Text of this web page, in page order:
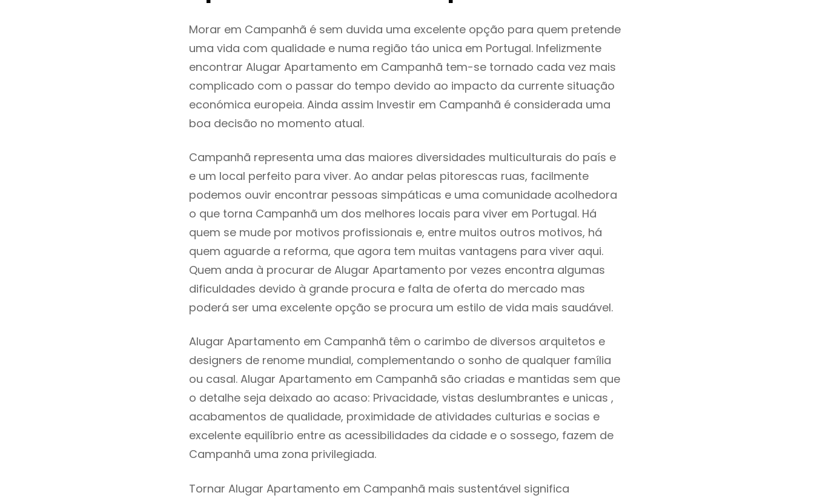
Morar em Campanhã é sem duvida uma excelente opção para quem pretende
uma vida com qualidade e numa região táo unica em Portugal. Infelizmente
encontrar Alugar Apartamento em Campanhã tem-se tornado cada vez mais
complicado com o passar do tempo devido ao impacto da currente situação
económica europeia. Ainda assim Investir em Campanhã é considerada uma
boa decisão no momento atual.
Campanhã representa uma das maiores diversidades multiculturais do país e
e um local perfeito para viver. Ao andar pelas pitorescas ruas, facilmente
podemos ouvir encontrar pessoas simpáticas e uma comunidade acolhedora
o que torna Campanhã um dos melhores locais para viver em Portugal. Há
quem se mude por motivos profissionais e, entre muitos outros motivos, há
quem aguarde a reforma, que agora tem muitas vantagens para viver aqui.
Quem anda à procurar de Alugar Apartamento por vezes encontra algumas
dificuldades devido à grande procura e falta de oferta do mercado mas
poderá ser uma excelente opção se procura um estilo de vida mais saudável.
Alugar Apartamento em Campanhã têm o carimbo de diversos arquitetos e
designers de renome mundial, complementando o sonho de qualquer família
ou casal. Alugar Apartamento em Campanhã são criadas e mantidas sem que
o detalhe seja deixado ao acaso: Privacidade, vistas deslumbrantes e unicas ,
acabamentos de qualidade, proximidade de atividades culturias e socias e
excelente equilíbrio entre as acessibilidades da cidade e o sossego, fazem de
Campanhã uma zona privilegiada.
Tornar Alugar Apartamento em Campanhã mais sustentável significa